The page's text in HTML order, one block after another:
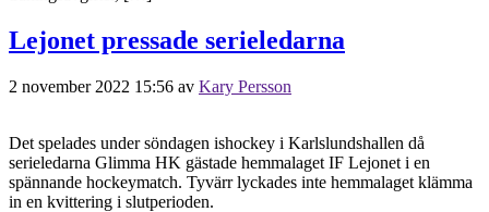
Lejonet pressade serieledarna
2 november 2022 15:56 av Kary Persson
Det spelades under söndagen ishockey i Karlslundshallen då
serieledarna Glimma HK gästade hemmalaget IF Lejonet i en
spännande hockeymatch. Tyvärr lyckades inte hemmalaget klämma
in en kvittering i slutperioden.